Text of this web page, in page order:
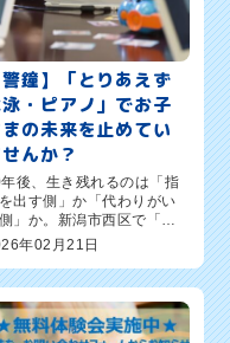
警鐘】「とりあえず
・ピアノ」でお子
の未来を止めてい
んか？
後、生き残れるのは「指
出す側」か「代わりがい
」か。新潟市西区で「子
の習い事、結局何が正
？」と悩まれている保護者
へ。ワンダーコード新潟
正直に申し上げます。
んながやっ...
年02月21日